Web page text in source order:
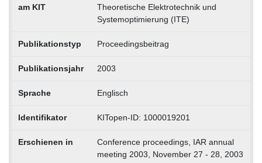
am KIT
Theoretische Elektrotechnik und
Systemoptimierung (ITE)
Publikationstyp Proceedingsbeitrag
Publikationsjahr 2003
Sprache Englisch
Identifikator KITopen-ID: 1000019201
Erschienen in
Conference proceedings, IAR annual
meeting 2003, November 27 - 28, 2003